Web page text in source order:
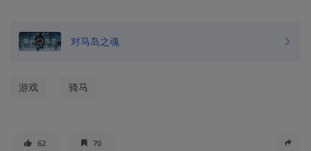
对马岛之魂
游戏 骑马
62 70